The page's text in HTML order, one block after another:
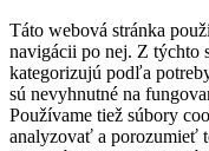
Táto webová stránka
navigácii po nej. Z týchto
kategorizujú podľa
sú nevyhnutné na
Používame tiež súbory
analyzovať a porozumieť